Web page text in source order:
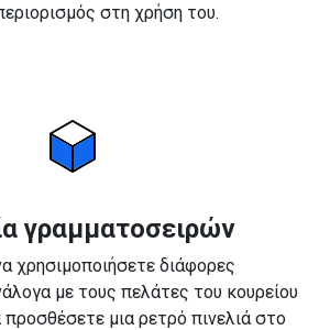
στη χρήση του.
γραμματοσειρών
χρησιμοποιήσετε διάφορες
με τους πελάτες του κουρείου
μια ρετρό πινελιά στο